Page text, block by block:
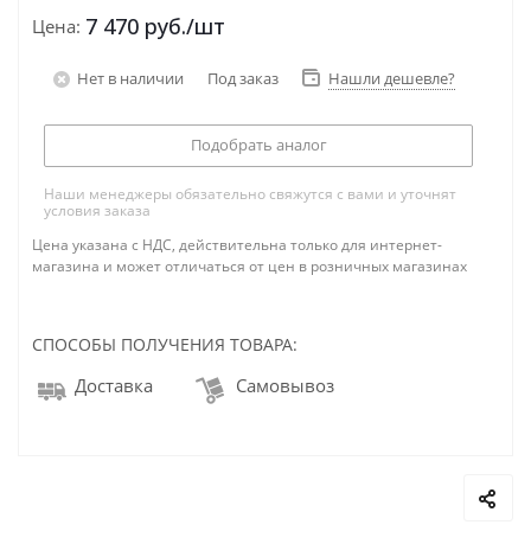
Цена: 7 470 руб./шт
Нет в наличии Под заказ Нашли дешевле?
Подобрать аналог
Наши менеджеры обязательно свяжутся с вами и уточнят
условия заказа
Цена указана с НДС, действительна только для интернет-
магазина и может отличаться от цен в розничных магазинах
СПОСОБЫ ПОЛУЧЕНИЯ ТОВАРА:
Доставка Самовывоз